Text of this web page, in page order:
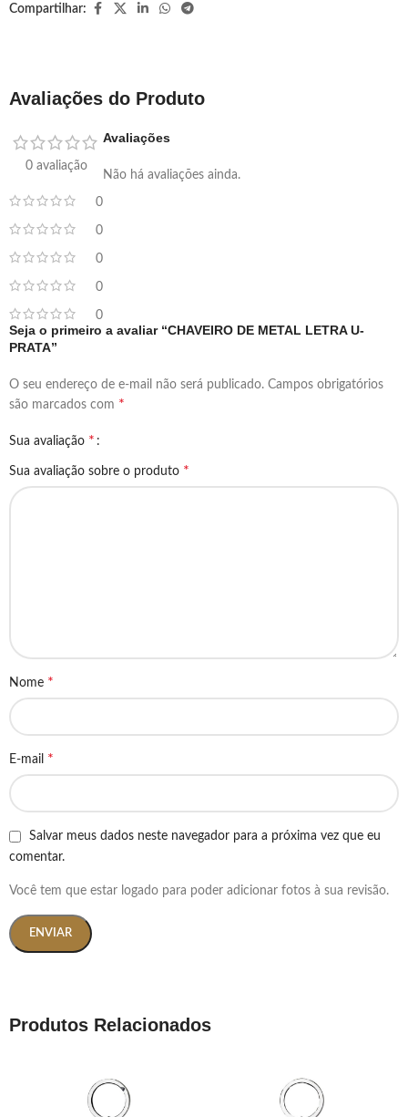
Compartilhar:
Avaliações do Produto
0 avaliação
0
0
0
0
0
Avaliações
Não há avaliações ainda.
Seja o primeiro a avaliar “CHAVEIRO DE METAL LETRA U-
PRATA”
O seu endereço de e-mail não será publicado. Campos obrigatórios
são marcados com *
Sua avaliação *
Sua avaliação sobre o produto *
Nome *
E-mail *
Salvar meus dados neste navegador para a próxima vez que eu
comentar.
Você tem que estar logado para poder adicionar fotos à sua revisão.
Produtos Relacionados